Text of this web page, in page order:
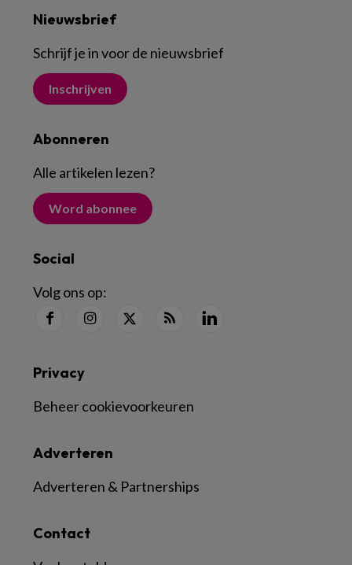
Nieuwsbrief
Schrijf je in voor de nieuwsbrief
Inschrijven
Abonneren
Alle artikelen lezen?
Word abonnee
Social
Volg ons op:
Contact
Adverteren
Adverteren & Partnerships
Privacy
Beheer cookievoorkeuren